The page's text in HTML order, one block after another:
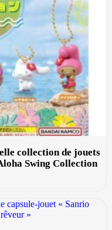
collection de jouets
Swing Collection